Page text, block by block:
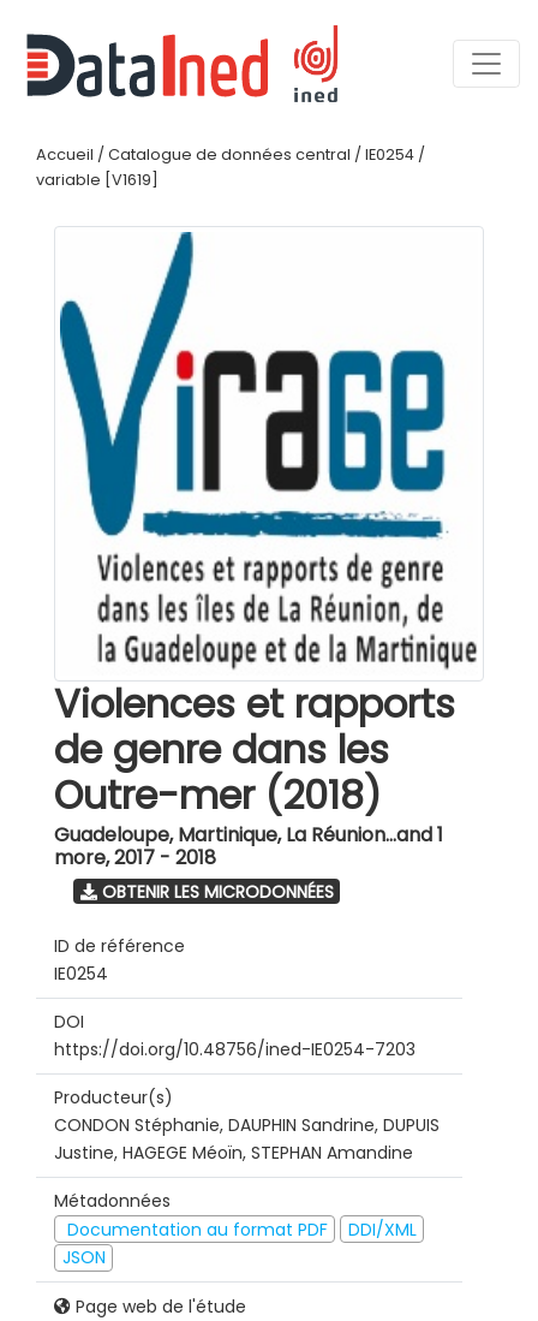
Accueil / Catalogue de données central / IE0254 /
variable [V1619]
Violences et rapports
de genre dans les
Outre-mer (2018)
Guadeloupe, Martinique, La Réunion...and 1
more,2017 - 2018
OBTENIR LES MICRODONNÉES
ID de référence
IE0254
DOI
https://doi.org/10.48756/ined-IE0254-7203
Producteur(s)
CONDON Stéphanie, DAUPHIN Sandrine, DUPUIS
Justine, HAGEGE Méoïn, STEPHAN Amandine
Métadonnées
Documentation au format PDF
DDI/XML
JSON
Page web de l'étude